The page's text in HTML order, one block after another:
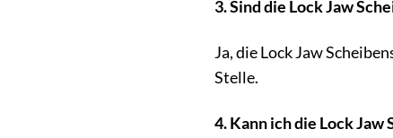
3. Sind die Lock Jaw
Ja, die Lock Jaw
Stelle.
4. Kann ich die Lock